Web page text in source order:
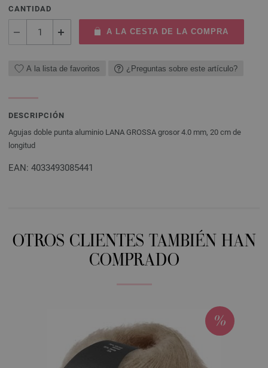
CANTIDAD
A LA CESTA DE LA COMPRA
A la lista de favoritos ¿Preguntas sobre este artículo?
DESCRIPCIÓN
Agujas doble punta aluminio LANA GROSSA grosor 4.0 mm, 20 cm de
longitud
EAN: 4033493085441
OTROS CLIENTES TAMBIÉN HAN
COMPRADO